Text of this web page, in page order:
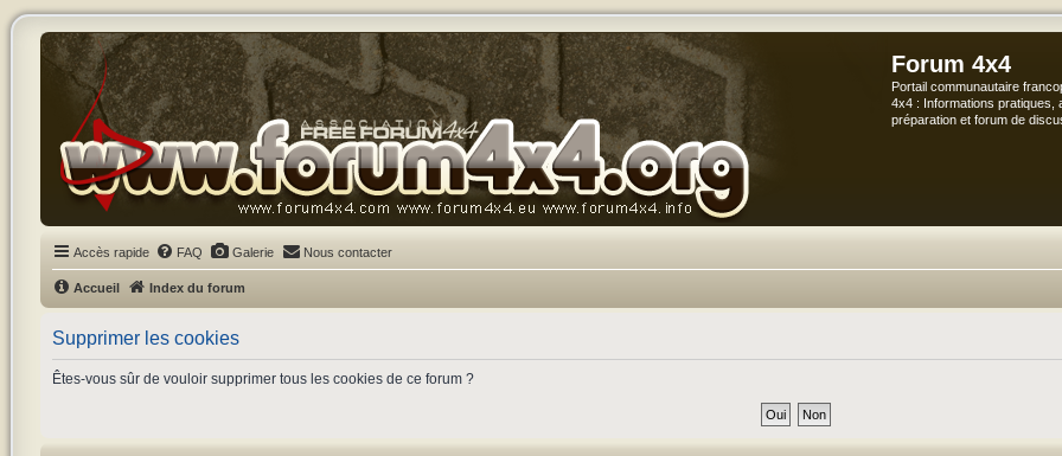
Forum 4x4
Portail communautaire
4x4 : Informations pratiques,
préparation et forum de
Accès rapide FAQ Galerie Nous contacter
Accueil Index du forum
Supprimer les cookies
Êtes-vous sûr de vouloir supprimer tous les cookies de ce forum ?